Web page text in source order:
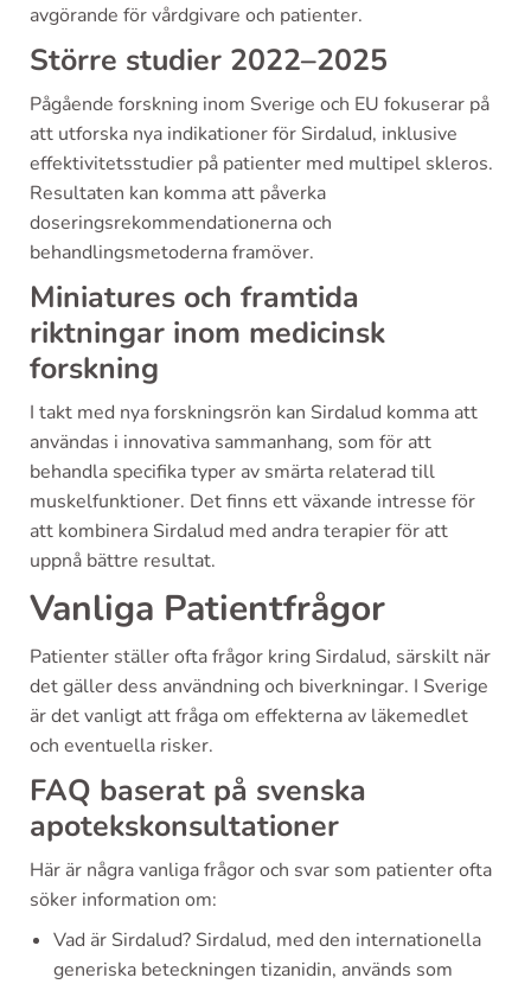
avgörande för vårdgivare och patienter.
Större studier 2022–2025
Pågående forskning inom Sverige och EU fokuserar på
att utforska nya indikationer för Sirdalud, inklusive
effektivitetsstudier på patienter med multipel skleros.
Resultaten kan komma att påverka
doseringsrekommendationerna och
behandlingsmetoderna framöver.
Miniatures och framtida
riktningar inom medicinsk
forskning
I takt med nya forskningsrön kan Sirdalud komma att
användas i innovativa sammanhang, som för att
behandla specifika typer av smärta relaterad till
muskelfunktioner. Det finns ett växande intresse för
att kombinera Sirdalud med andra terapier för att
uppnå bättre resultat.
Vanliga Patientfrågor
Patienter ställer ofta frågor kring Sirdalud, särskilt när
det gäller dess användning och biverkningar. I Sverige
är det vanligt att fråga om effekterna av läkemedlet
och eventuella risker.
FAQ baserat på svenska
apotekskonsultationer
Här är några vanliga frågor och svar som patienter ofta
söker information om:
Vad är Sirdalud? Sirdalud, med den internationella
generiska beteckningen tizanidin, används som